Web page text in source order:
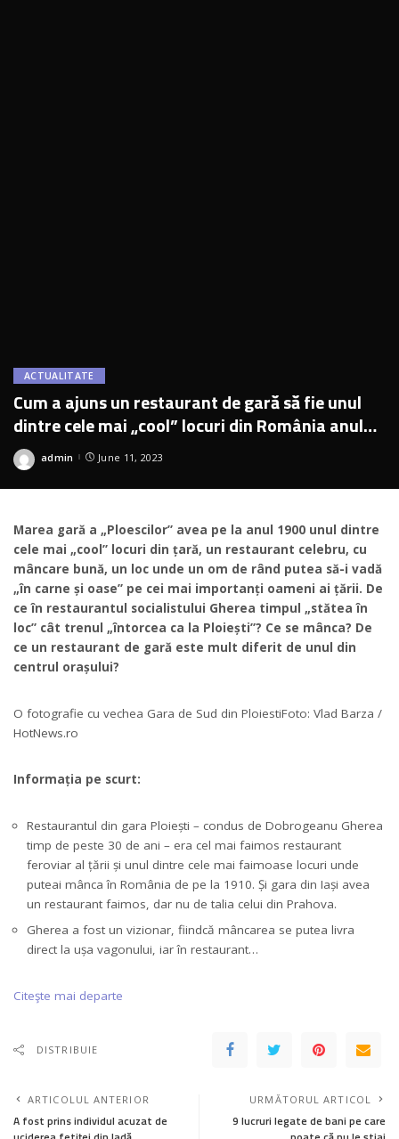
ACTUALITATE
Cum a ajuns un restaurant de gară să fie unul
dintre cele mai „cool” locuri din România anului
1900Posted
admin June 11, 2023
​Marea gară a „Ploescilor” avea pe la anul 1900 unul dintre
cele mai „cool” locuri din țară, un restaurant celebru, cu
mâncare bună, un loc unde un om de rând putea să-i vadă
„în carne și oase” pe cei mai importanți oameni ai țării. De
ce în restaurantul socialistului Gherea timpul „stătea în
loc” cât trenul „întorcea ca la Ploiești”? Ce se mânca? De
ce un restaurant de gară este mult diferit de unul din
centrul orașului?
O fotografie cu vechea Gara de Sud din PloiestiFoto: Vlad Barza /
HotNews.ro
Informația pe scurt:
Restaurantul din gara Ploiești – condus de Dobrogeanu Gherea
timp de peste 30 de ani – era cel mai faimos restaurant
feroviar al țării și unul dintre cele mai faimoase locuri unde
puteai mânca în România de pe la 1910. Și gara din Iași avea
un restaurant faimos, dar nu de talia celui din Prahova.
Gherea a fost un vizionar, fiindcă mâncarea se putea livra
direct la ușa vagonului, iar în restaurant…
Citeşte mai departe
DISTRIBUIE
ARTICOLUL ANTERIOR
A fost prins individul acuzat de
URMĂTORUL ARTICOL
9 lucruri legate de bani pe care